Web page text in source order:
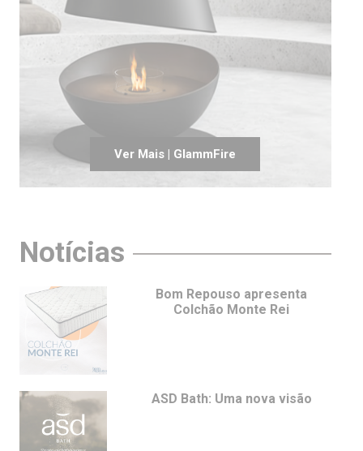
Ver Mais | GlammFire
Notícias
Bom Repouso apresenta
Colchão Monte Rei
ASD Bath: Uma nova visão